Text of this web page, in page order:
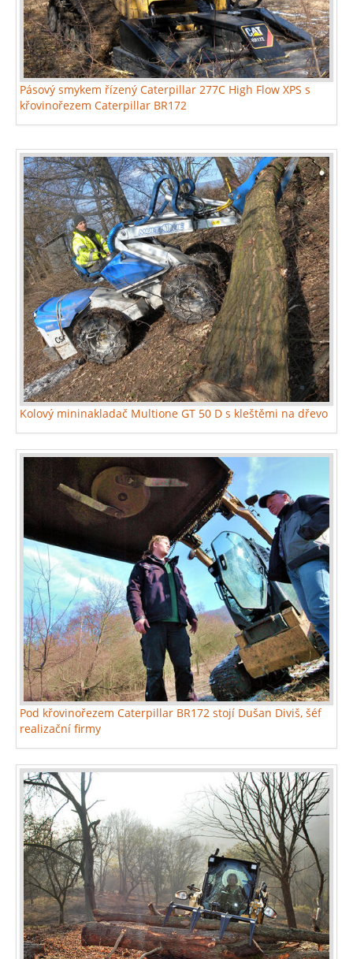
Pásový smykem řízený Caterpillar 277C High Flow XPS s
křovinořezem Caterpillar BR172
Kolový mininakladač Multione GT 50 D s kleštěmi na dřevo
Pod křovinořezem Caterpillar BR172 stojí Dušan Diviš, šéf
realizační firmy